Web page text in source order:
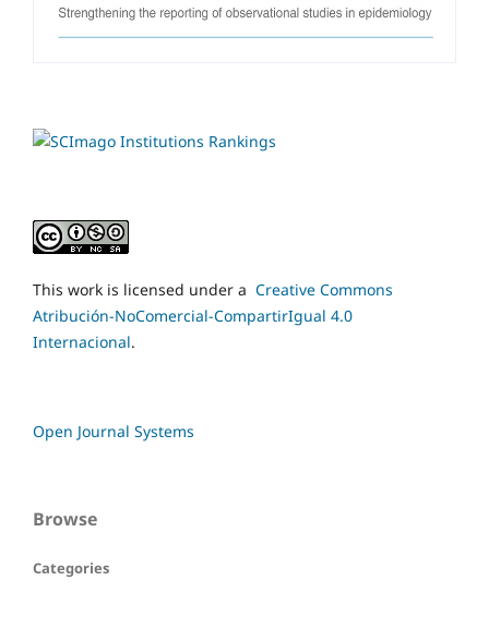
This work is licensed under a Creative Commons
Atribución-NoComercial-CompartirIgual 4.0
Internacional.
Open Journal Systems
Browse
Categories